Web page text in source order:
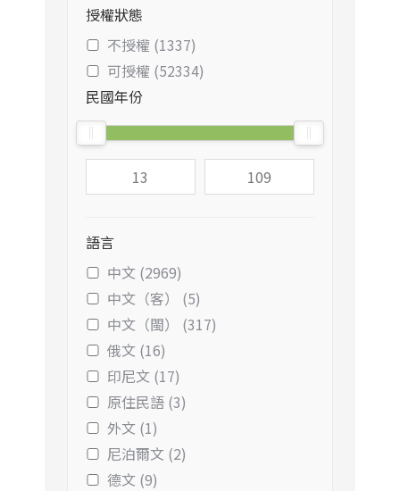
授權狀態
不授權 (1337)
可授權 (52334)
民國年份
語言
中文 (2969)
中文（客） (5)
中文（閩） (317)
俄文 (16)
印尼文 (17)
原住民語 (3)
外文 (1)
尼泊爾文 (2)
德文 (9)